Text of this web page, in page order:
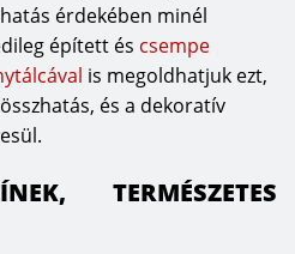
érdekében minél
épített és csempe
is megoldhatjuk ezt,
és a dekoratív
TERMÉSZETES